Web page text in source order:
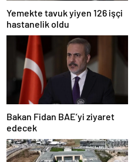
Yemekte tavuk yiyen 126 işçi
hastanelik oldu
Bakan Fidan BAE’yi ziyaret
edecek